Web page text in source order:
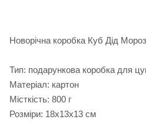
Новорічна коробка Куб Дід
Тип: подарункова коробка для
Матеріал: картон
Місткість: 800 г
Розміри: 18х13х13 см